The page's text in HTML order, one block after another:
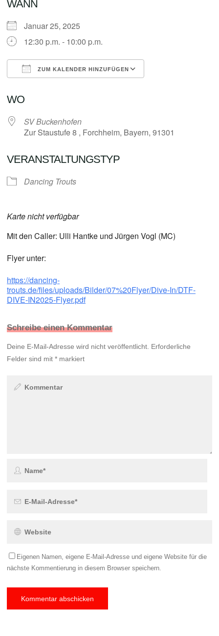
WANN
Januar 25, 2025
12:30 p.m. - 10:00 p.m.
ZUM KALENDER HINZUFÜGEN
WO
SV Buckenhofen
Zur Staustufe 8 , Forchheim, Bayern, 91301
VERANSTALTUNGSTYP
Dancing Trouts
Karte nicht verfügbar
Mit den Caller: Ulli Hantke und Jürgen Vogl (MC)
Flyer unter:
https://dancing-
trouts.de/files/uploads/Bilder/07%20Flyer/Dive-In/DTF-
DIVE-IN2025-Flyer.pdf
Schreibe einen Kommentar
Deine E-Mail-Adresse wird nicht veröffentlicht. Erforderliche
Felder sind mit* markiert
Eigenen Namen, eigene E-Mail-Adresse und eigene Website für die
nächste Kommentierung in diesem Browser speichern.